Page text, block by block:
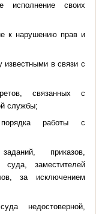
исполнение своих
к нарушению прав и
известными в связи с
связанных с
службы;
порядка работы с
приказов,
суда, заместителей
за исключением
недостоверной,